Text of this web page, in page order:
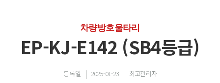
차량방호울타리
EP-KJ-E142 (SB4등급)
등록일 2025-01-23 최고관리자